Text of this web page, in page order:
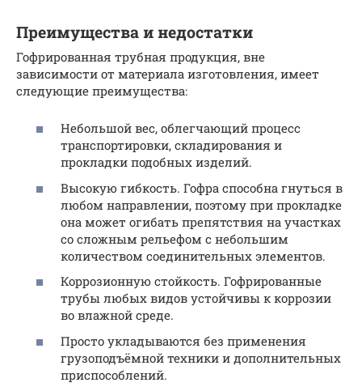
Преимущества и недостатки
Гофрированная трубная продукция, вне
зависимости от материала изготовления, имеет
следующие преимущества:
Небольшой вес, облегчающий процесс
транспортировки, складирования и
прокладки подобных изделий.
Высокую гибкость. Гофра способна гнуться в
любом направлении, поэтому при прокладке
она может огибать препятствия на участках
со сложным рельефом с небольшим
количеством соединительных элементов.
Коррозионную стойкость. Гофрированные
трубы любых видов устойчивы к коррозии
во влажной среде.
Просто укладываются без применения
грузоподъёмной техники и дополнительных
приспособлений.